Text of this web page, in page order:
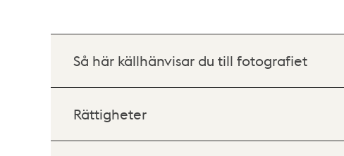
Så här källhänvisar du till fotografiet
Rättigheter